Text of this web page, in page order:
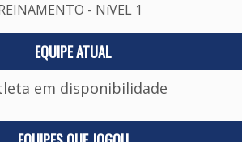
- NíVEL 1
EQUIPE ATUAL
em disponibilidade